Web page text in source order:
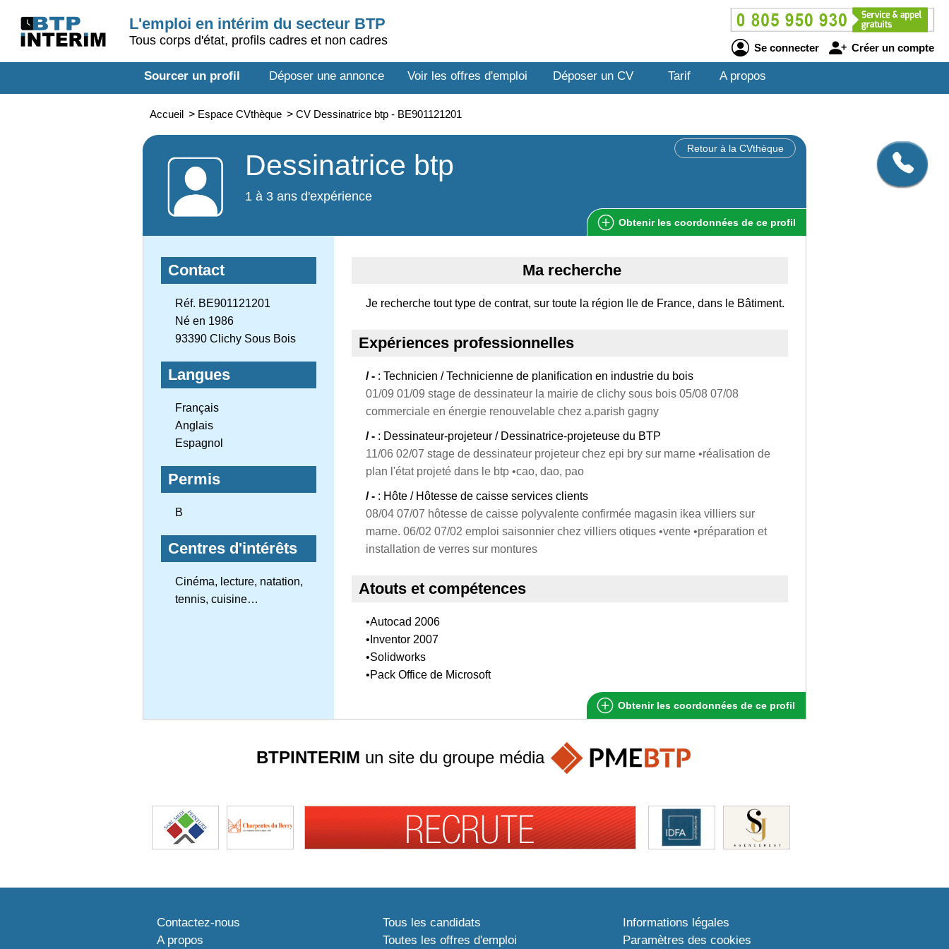
L'emploi en intérim du secteur BTP
Tous corps d'état, profils cadres et non cadres
Se connecter Créer un compte
Sourcer un profil Déposer une annonce Voir les offres d'emploi Déposer un CV Tarif A propos
Accueil > Espace CVthèque > CV Dessinatrice btp - BE901121201
Retour à la CVthèque
Dessinatrice btp
1 à 3 ans d'expérience
Obtenir les coordonnées de ce profil
Contact
Réf. BE901121201
Né en 1986
93390 Clichy Sous Bois
Langues
Français
Anglais
Espagnol
Permis
B
Centres d'intérêts
Cinéma, lecture, natation,
tennis, cuisine…
Ma recherche
Je recherche tout type de contrat, sur toute la région Ile de France, dans le Bâtiment.
Expériences professionnelles
/ - : Technicien / Technicienne de planification en industrie du bois
01/09 01/09 stage de dessinateur la mairie de clichy sous bois 05/08 07/08
commerciale en énergie renouvelable chez a.parish gagny
/ - : Dessinateur-projeteur / Dessinatrice-projeteuse du BTP
11/06 02/07 stage de dessinateur projeteur chez epi bry sur marne •réalisation de
plan l'état projeté dans le btp •cao, dao, pao
/ - : Hôte / Hôtesse de caisse services clients
08/04 07/07 hôtesse de caisse polyvalente confirmée magasin ikea villiers sur
marne. 06/02 07/02 emploi saisonnier chez villiers otiques •vente •préparation et
installation de verres sur montures
Atouts et compétences
•Autocad 2006
•Inventor 2007
•Solidworks
•Pack Office de Microsoft
Obtenir les coordonnées de ce profil
BTPINTERIM un site du groupe média
Contactez-nous
A propos
Tous les candidats
Toutes les offres d'emploi
Informations légales
Paramètres des cookies